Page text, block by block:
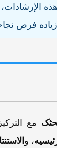
هذه
فرص
مع
، و